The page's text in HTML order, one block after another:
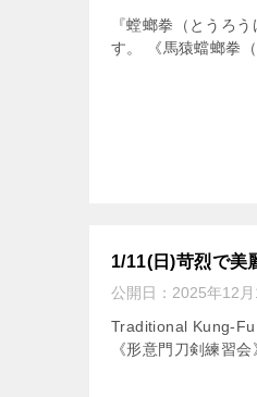
『螳螂拳（とうろ
す。 《馬猿蟷螂拳
1/11(日)苛烈で美
公開日： 2025年12月
Traditional Kung-
《形意門刀剣練習